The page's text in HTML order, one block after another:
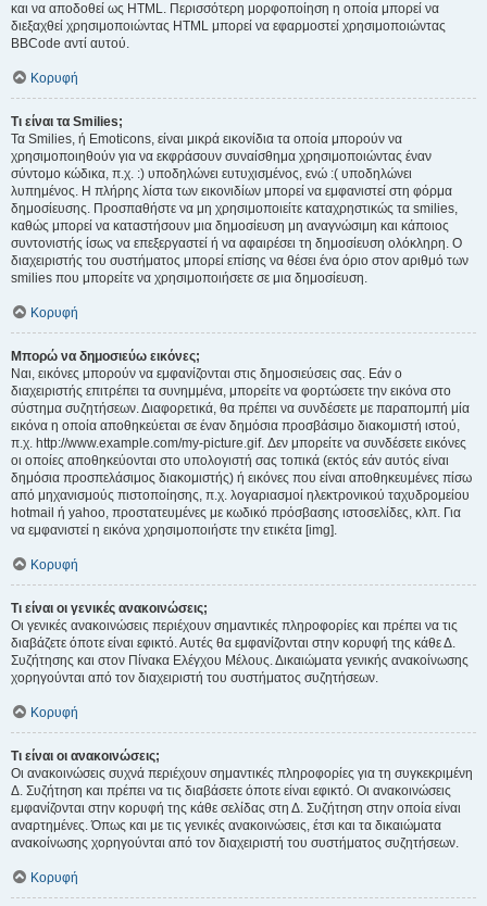
και να αποδοθεί ως HTML. Περισσότερη μορφοποίηση η οποία μπορεί να
διεξαχθεί χρησιμοποιώντας HTML μπορεί να εφαρμοστεί χρησιμοποιώντας
BBCode αντί αυτού.
Κορυφή
Τι είναι τα Smilies;
Τα Smilies, ή Emoticons, είναι μικρά εικονίδια τα οποία μπορούν να
χρησιμοποιηθούν για να εκφράσουν συναίσθημα χρησιμοποιώντας έναν
σύντομο κώδικα, π.χ. :) υποδηλώνει ευτυχισμένος, ενώ :( υποδηλώνει
λυπημένος. Η πλήρης λίστα των εικονιδίων μπορεί να εμφανιστεί στη φόρμα
δημοσίευσης. Προσπαθήστε να μη χρησιμοποιείτε καταχρηστικώς τα smilies,
καθώς μπορεί να καταστήσουν μια δημοσίευση μη αναγνώσιμη και κάποιος
συντονιστής ίσως να επεξεργαστεί ή να αφαιρέσει τη δημοσίευση ολόκληρη. Ο
διαχειριστής του συστήματος μπορεί επίσης να θέσει ένα όριο στον αριθμό των
smilies που μπορείτε να χρησιμοποιήσετε σε μια δημοσίευση.
Κορυφή
Μπορώ να δημοσιεύω εικόνες;
Ναι, εικόνες μπορούν να εμφανίζονται στις δημοσιεύσεις σας. Εάν ο
διαχειριστής επιτρέπει τα συνημμένα, μπορείτε να φορτώσετε την εικόνα στο
σύστημα συζητήσεων. Διαφορετικά, θα πρέπει να συνδέσετε με παραπομπή μία
εικόνα η οποία αποθηκεύεται σε έναν δημόσια προσβάσιμο διακομιστή ιστού,
π.χ. http://www.example.com/my-picture.gif. Δεν μπορείτε να συνδέσετε εικόνες
οι οποίες αποθηκεύονται στο υπολογιστή σας τοπικά (εκτός εάν αυτός είναι
δημόσια προσπελάσιμος διακομιστής) ή εικόνες που είναι αποθηκευμένες πίσω
από μηχανισμούς πιστοποίησης, π.χ. λογαριασμοί ηλεκτρονικού ταχυδρομείου
hotmail ή yahoo, προστατευμένες με κωδικό πρόσβασης ιστοσελίδες, κλπ. Για
να εμφανιστεί η εικόνα χρησιμοποιήστε την ετικέτα [img].
Κορυφή
Τι είναι οι γενικές ανακοινώσεις;
Οι γενικές ανακοινώσεις περιέχουν σημαντικές πληροφορίες και πρέπει να τις
διαβάζετε όποτε είναι εφικτό. Αυτές θα εμφανίζονται στην κορυφή της κάθε Δ.
Συζήτησης και στον Πίνακα Ελέγχου Μέλους. Δικαιώματα γενικής ανακοίνωσης
χορηγούνται από τον διαχειριστή του συστήματος συζητήσεων.
Κορυφή
Τι είναι οι ανακοινώσεις;
Οι ανακοινώσεις συχνά περιέχουν σημαντικές πληροφορίες για τη συγκεκριμένη
Δ. Συζήτηση και πρέπει να τις διαβάσετε όποτε είναι εφικτό. Οι ανακοινώσεις
εμφανίζονται στην κορυφή της κάθε σελίδας στη Δ. Συζήτηση στην οποία είναι
αναρτημένες. Όπως και με τις γενικές ανακοινώσεις, έτσι και τα δικαιώματα
ανακοίνωσης χορηγούνται από τον διαχειριστή του συστήματος συζητήσεων.
Κορυφή